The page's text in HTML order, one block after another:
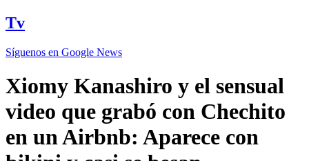
Tv
Síguenos en Google News
Xiomy Kanashiro y el sensual
video que grabó con Chechito
en un Airbnb: Aparece con